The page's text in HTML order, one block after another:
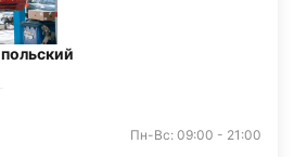
Пн-Вс: 09:00 - 21:00